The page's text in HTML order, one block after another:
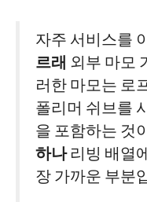
자주 서비스를
르래 외부 마모
러한 마모는 로
폴리머 쉬브를
을 포함하는 것
하나리빙 배열
장 가까운 부분